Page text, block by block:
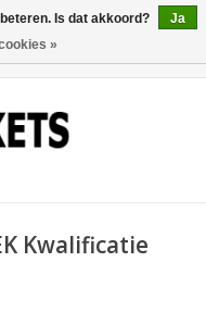
Kwalificatie
Is dat akkoord?
Ja
»